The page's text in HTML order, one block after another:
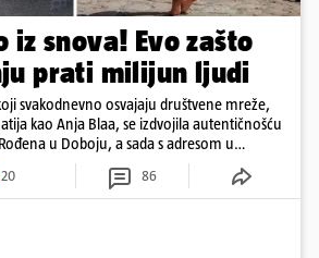
iz snova! Evo zašto
prati milijun ljudi
svakodnevno osvajaju društvene mreže,
kao Anja Blaa, se izdvojila autentičnošću
u Doboju, a sada s adresom u
discipline i mladenačke energije
20 86